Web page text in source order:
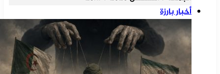
أخبار بارزة